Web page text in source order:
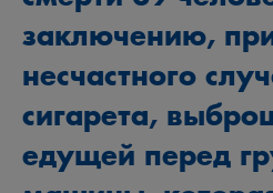
заключению,
несчастного
сигарета,
едущей перед